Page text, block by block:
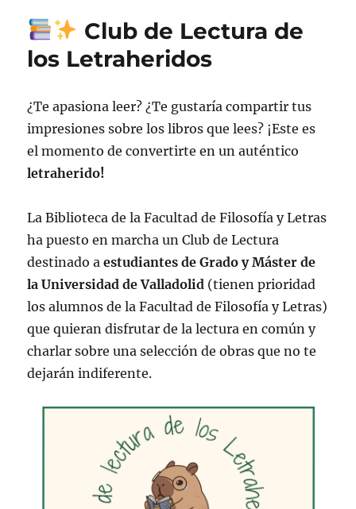
de
Firmas
Un
viaje
por
historia
periodismo
Club de Lectura de
los Letraheridos
¿Te apasiona leer? ¿Te gustaría compartir tus
impresiones sobre los libros que lees? ¡Este es
el momento de convertirte en un auténtico
letraherido!
La Biblioteca de la Facultad de Filosofía y Letras
ha puesto en marcha un Club de Lectura
destinado aestudiantes de Grado y Máster de
la Universidad de Valladolid (tienen prioridad
los alumnos de la Facultad de Filosofía y Letras)
que quieran disfrutar de la lectura en común y
charlar sobre una selección de obras que no te
dejarán indiferente.